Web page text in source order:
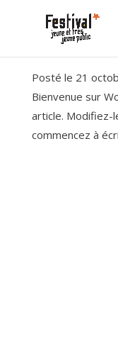
Posté le 21
Bienvenue sur
article. Modifiez-
commencez à